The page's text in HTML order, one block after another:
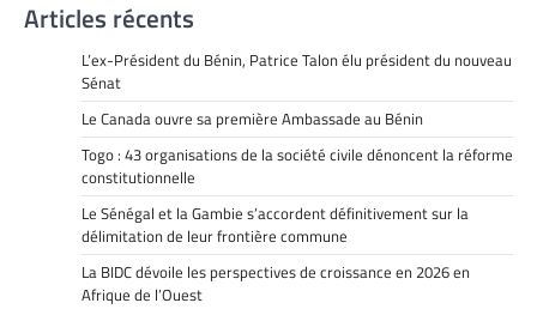
Articles récents
L’ex-Président du Bénin, Patrice Talon élu président du nouveau
Sénat
Le Canada ouvre sa première Ambassade au Bénin
Togo : 43 organisations de la société civile dénoncent la réforme
constitutionnelle
Le Sénégal et la Gambie s’accordent définitivement sur la
délimitation de leur frontière commune
La BIDC dévoile les perspectives de croissance en 2026 en
Afrique de l’Ouest